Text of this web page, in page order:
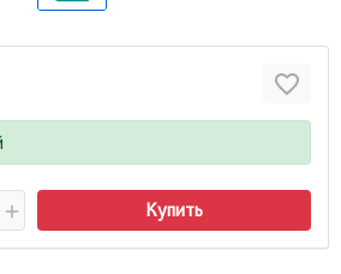
Купить